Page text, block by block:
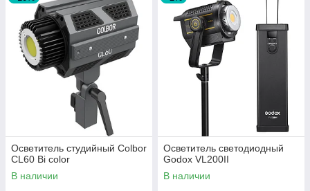
Осветитель студийный Colbor
CL60 Bi color
В наличии
Осветитель светодиодный
Godox VL200II
В наличии